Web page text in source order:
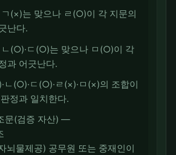
(×)는 맞으나 ㄹ(○)이 각 지문의
난다.
(○)·ㄷ(○)는 맞으나 ㅁ(○)이 각
과 어긋난다.
(○)·ㄷ(○)·ㄹ(×)·ㅁ(×)의 조합이
정과 일치한다.
문(검증 자산) ―
뇌물제공) 공무원 또는 중재인이